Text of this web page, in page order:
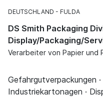
DEUTSCHLAND FULDA
DS Smith Packaging
Display/Packaging/
Verarbeiter von Papier und
Gefahrgutverpackungen
Industriekartonagen ·